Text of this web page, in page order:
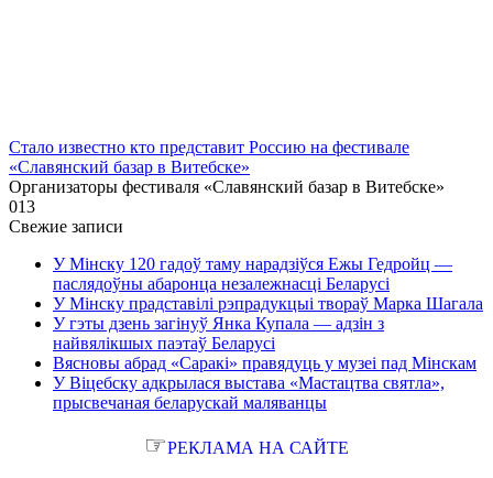
Стало известно кто представит Россию на фестивале
«Славянский базар в Витебске»
Организаторы фестиваля «Славянский базар в Витебске»
013
Свежие записи
У Мінску 120 гадоў таму нарадзіўся Ежы Гедройц —
паслядоўны абаронца незалежнасці Беларусі
У Мінску прадставілі рэпрадукцыі твораў Марка Шагала
У гэты дзень загінуў Янка Купала — адзін з
найвялікшых паэтаў Беларусі
Вясновы абрад «Саракі» правядуць у музеі пад Мінскам
У Віцебску адкрылася выстава «Мастацтва святла»,
прысвечаная беларускай маляванцы
☞РЕКЛАМА НА САЙТЕ